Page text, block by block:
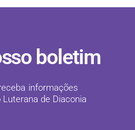
boletim
informações
de Diaconia